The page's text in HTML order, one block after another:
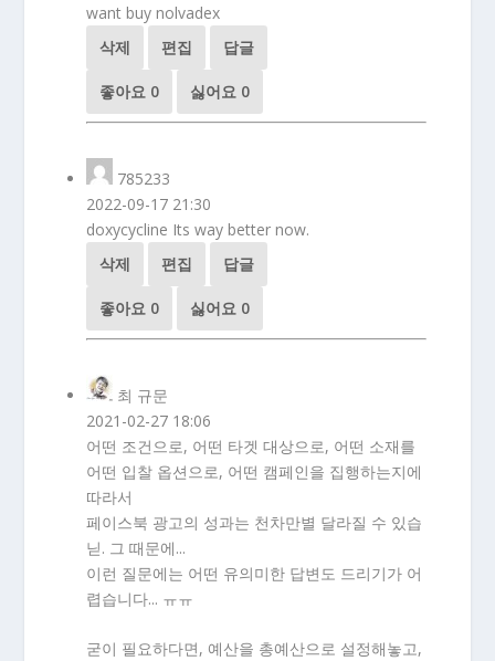
want buy nolvadex
삭제
편집 답글
좋아요 0 싫어요 0
785233
2022-09-17 21:30
doxycycline Its way better now.
삭제
편집 답글
좋아요 0 싫어요 0
최 규문
2021-02-27 18:06
어떤 조건으로, 어떤 타겟 대상으로, 어떤 소재를
어떤 입찰 옵션으로, 어떤 캠페인을 집행하는지에
따라서
페이스북 광고의 성과는 천차만별 달라질 수 있습
닏. 그 때문에...
이런 질문에는 어떤 유의미한 답변도 드리기가 어
렵습니다... ㅠㅠ
굳이 필요하다면, 예산을 총예산으로 설정해놓고,